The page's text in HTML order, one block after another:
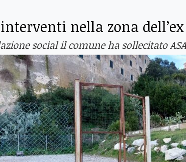
nella zona
social il comune ha sollecitato